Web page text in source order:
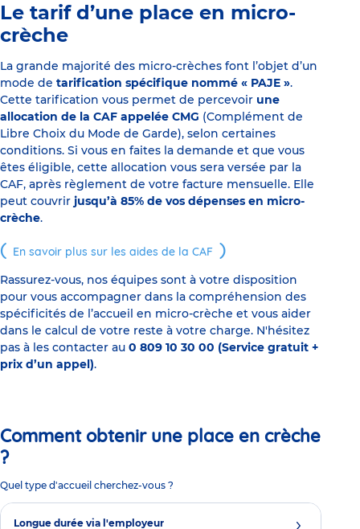
Le tarif d’une place en micro-
crèche
La grande majorité des micro-crèches font l’objet d’un
mode de tarification spécifique nommé « PAJE ».
Cette tarification vous permet de percevoir une
allocation de la CAF appelée CMG (Complément de
Libre Choix du Mode de Garde), selon certaines
conditions. Si vous en faites la demande et que vous
êtes éligible, cette allocation vous sera versée par la
CAF, après règlement de votre facture mensuelle. Elle
peut couvrir jusqu’à 85% de vos dépenses en micro-
crèche.
En savoir plus sur les aides de la CAF
Rassurez-vous, nos équipes sont à votre disposition
pour vous accompagner dans la compréhension des
spécificités de l’accueil en micro-crèche et vous aider
dans le calcul de votre reste à votre charge. N'hésitez
pas à les contacter au 0 809 10 30 00 (Service gratuit +
prix d’un appel).
Comment obtenir une place en crèche
?
Quel type d'accueil cherchez-vous ?
Longue durée via l'employeur